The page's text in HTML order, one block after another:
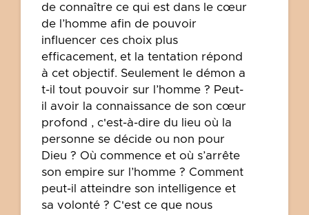
de connaître ce qui est dans le cœur
de l’homme afin de pouvoir
influencer ces choix plus
efficacement, et la tentation répond
à cet objectif. Seulement le démon a
t-il tout pouvoir sur l’homme ? Peut-
il avoir la connaissance de son cœur
profond , c'est-à-dire du lieu où la
personne se décide ou non pour
Dieu ? Où commence et où s’arrête
son empire sur l’homme ? Comment
peut-il atteindre son intelligence et
sa volonté ? C'est ce que nous